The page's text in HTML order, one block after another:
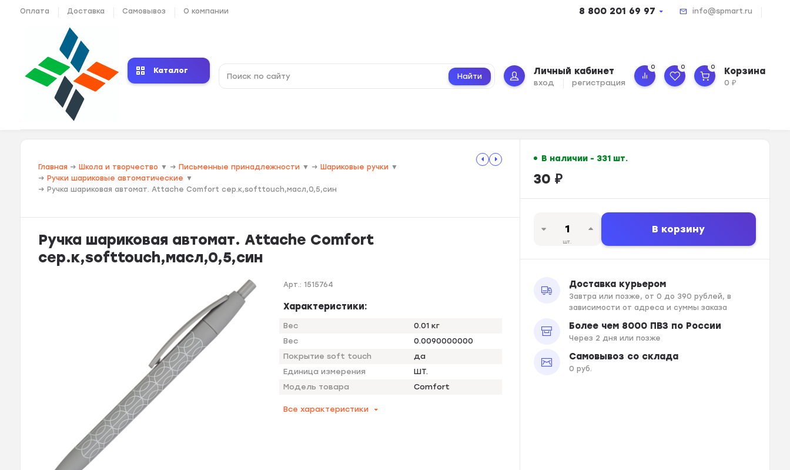
Оплата Доставка Самовывоз О компании 8 800 201 69 97 info@spmart.ru
Каталог
Найти Личный кабинет
вход регистрация
0 0 0 Корзина
0₽
Главная → Школа и творчество ▼ → Письменные принадлежности ▼ → Шариковые ручки ▼
→ Ручки шариковые автоматические ▼
→ Ручка шариковая автомат. Attache Comfort сер.к,softtouch,масл,0,5,син
Ручка шариковая автомат. Attache Comfort
сер.к,softtouch,масл,0,5,син
Арт.:1515764
Характеристики:
Вес
0.01 кг
Вес
0.0090000000
Покрытие soft touch
да
Единица измерения
ШТ.
Модель товара
Comfort
Все характеристики
В наличии - 331 шт.
30 ₽
шт.
В корзину
Доставка курьером
Завтра или позже, от 0 до 390 рублей, в
зависимости от адреса и суммы заказа
Более чем 8000 ПВЗ по России
Через 2 дня или позже
Самовывоз со склада
0 руб.